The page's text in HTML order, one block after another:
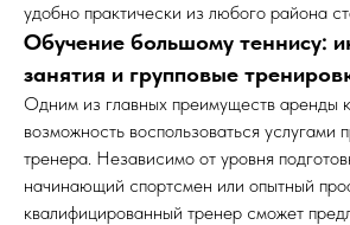
удобно практически из любого района
Обучение большому теннису:
занятия и групповые
Одним из главных преимуществ аренды
возможность воспользоваться услугами
тренера. Независимо от уровня
начинающий спортсмен или опытный
квалифицированный тренер сможет